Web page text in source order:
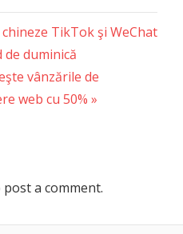
TikTok şi WeChat
de duminică
vânzările de
web cu 50%
a comment.